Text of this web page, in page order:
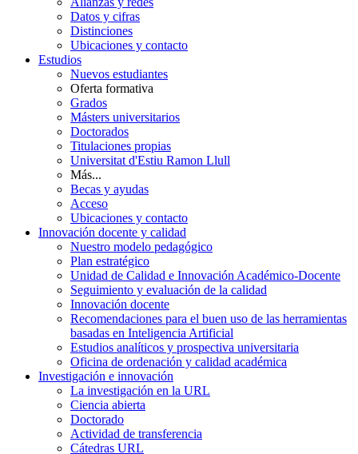
Datos y cifras
Distinciones
Ubicaciones y contacto
Estudios
Nuevos estudiantes
Oferta formativa
Grados
Másters universitarios
Doctorados
Titulaciones propias
Universitat d'Estiu Ramon Llull
Más...
Becas y ayudas
Acceso
Ubicaciones y contacto
Innovación docente y calidad
Nuestro modelo pedagógico
Plan estratégico
Unidad de Calidad e Innovación Académico-Docente
Seguimiento y evaluación de la calidad
Innovación docente
Recomendaciones para el buen uso de las herramientas
basadas en Inteligencia Artificial
Estudios analíticos y prospectiva universitaria
Oficina de ordenación y calidad académica
Investigación e innovación
La investigación en la URL
Ciencia abierta
Doctorado
Actividad de transferencia
Cátedras URL